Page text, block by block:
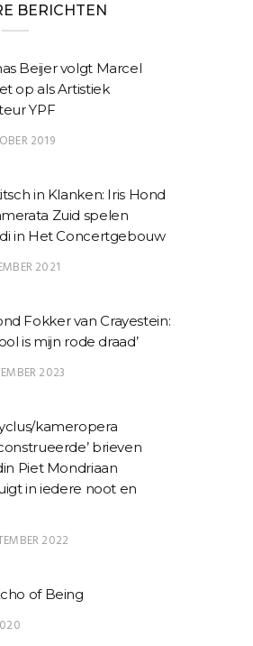
BERICHTEN
Beijer volgt Marcel
op als Artistiek
YPF
2019
in Klanken: Iris Hond
Zuid spelen
in Het Concertgebouw
2021
Fokker van Crayestein:
is mijn rode draad’
2023
kameropera
brieven
Piet Mondriaan
in iedere noot en
2022
of Being